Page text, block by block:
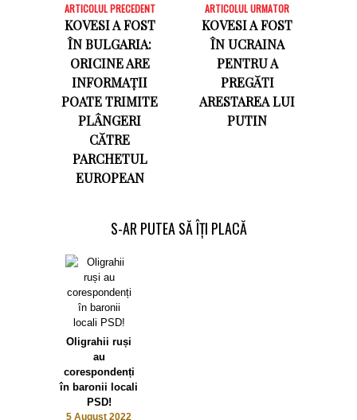
ARTICOLUL PRECEDENT
KOVESI A FOST
ÎN BULGARIA:
ORICINE ARE
INFORMAȚII
POATE TRIMITE
PLÂNGERI
CĂTRE
PARCHETUL
EUROPEAN
ARTICOLUL URMATOR
KOVESI A FOST
ÎN UCRAINA
PENTRU A
PREGĂTI
ARESTAREA LUI
PUTIN
S-AR PUTEA SĂ ÎȚI PLACĂ
Oligrahii ruși
au
corespondenți
în baronii locali
PSD!
5 August 2022